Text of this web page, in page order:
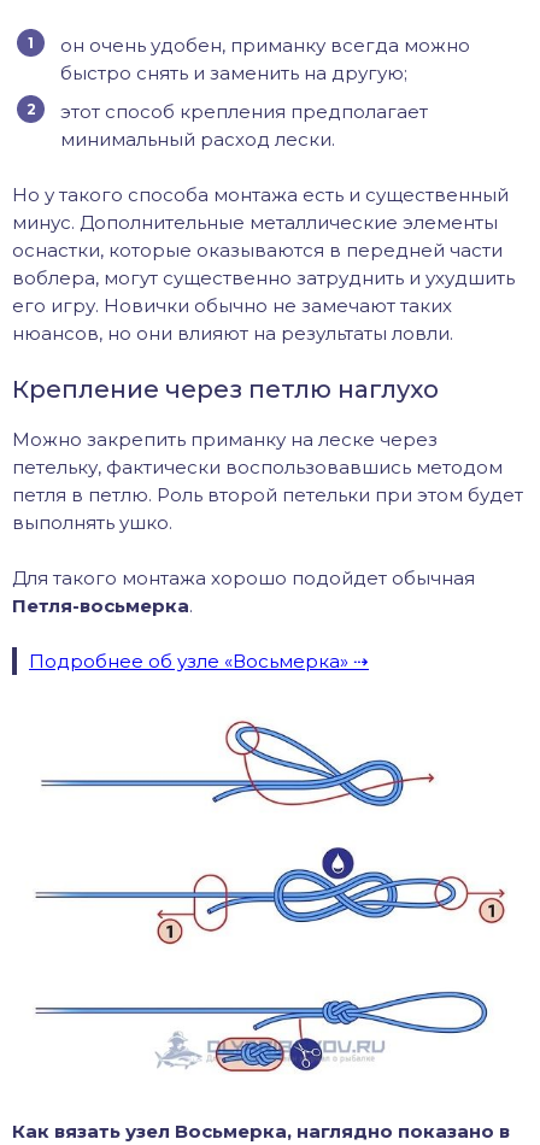
он очень удобен, приманку всегда можно
быстро снять и заменить на другую;
этот способ крепления предполагает
минимальный расход лески.
Но у такого способа монтажа есть и существенный
минус. Дополнительные металлические элементы
оснастки, которые оказываются в передней части
воблера, могут существенно затруднить и ухудшить
его игру. Новички обычно не замечают таких
нюансов, но они влияют на результаты ловли.
Крепление через петлю наглухо
Можно закрепить приманку на леске через
петельку, фактически воспользовавшись методом
петля в петлю. Роль второй петельки при этом будет
выполнять ушко.
Для такого монтажа хорошо подойдет обычная
Петля-восьмерка.
Подробнее об узле «Восьмерка»
Как вязать узел Восьмерка, наглядно показано в